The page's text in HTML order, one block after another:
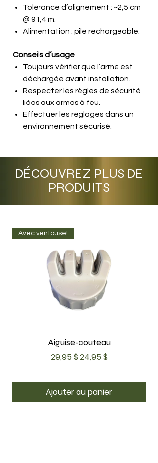
Tolérance d’alignement : ~2,5 cm
@ 91,4 m.
Alimentation : pile rechargeable.
Conseils d’usage
Toujours vérifier que l’arme est
déchargée avant installation.
Respecter les règles de sécurité
liées aux armes à feu.
Effectuer les réglages dans un
environnement sécurisé.
DÉCOUVREZ PLUS DE
PRODUITS
Avec ventouse!
Aiguise-couteau
Prix original
29,95 $Prix promotionnel
24,95 $
Ajouter au panier